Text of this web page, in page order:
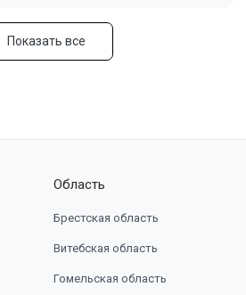
Показать все
Область
Брестская область
Витебская область
Гомельская область